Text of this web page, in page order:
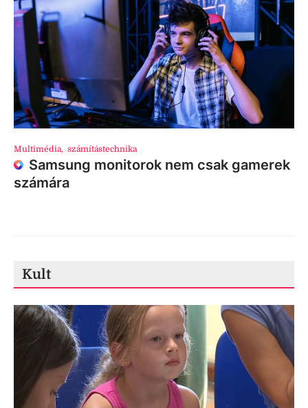
Multimédia, számítástechnika
Samsung monitorok nem csak gamerek
számára
Kult